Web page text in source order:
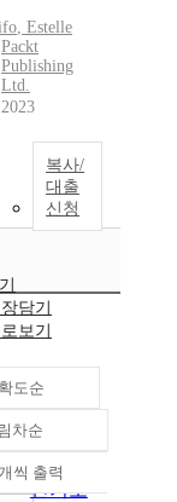
, Estelle
Packt
Publishing
Ltd.
2023
복사/
대출
신청
담기
보기
도순
정확도
순
인기도
차순
내림차순
씩 출력